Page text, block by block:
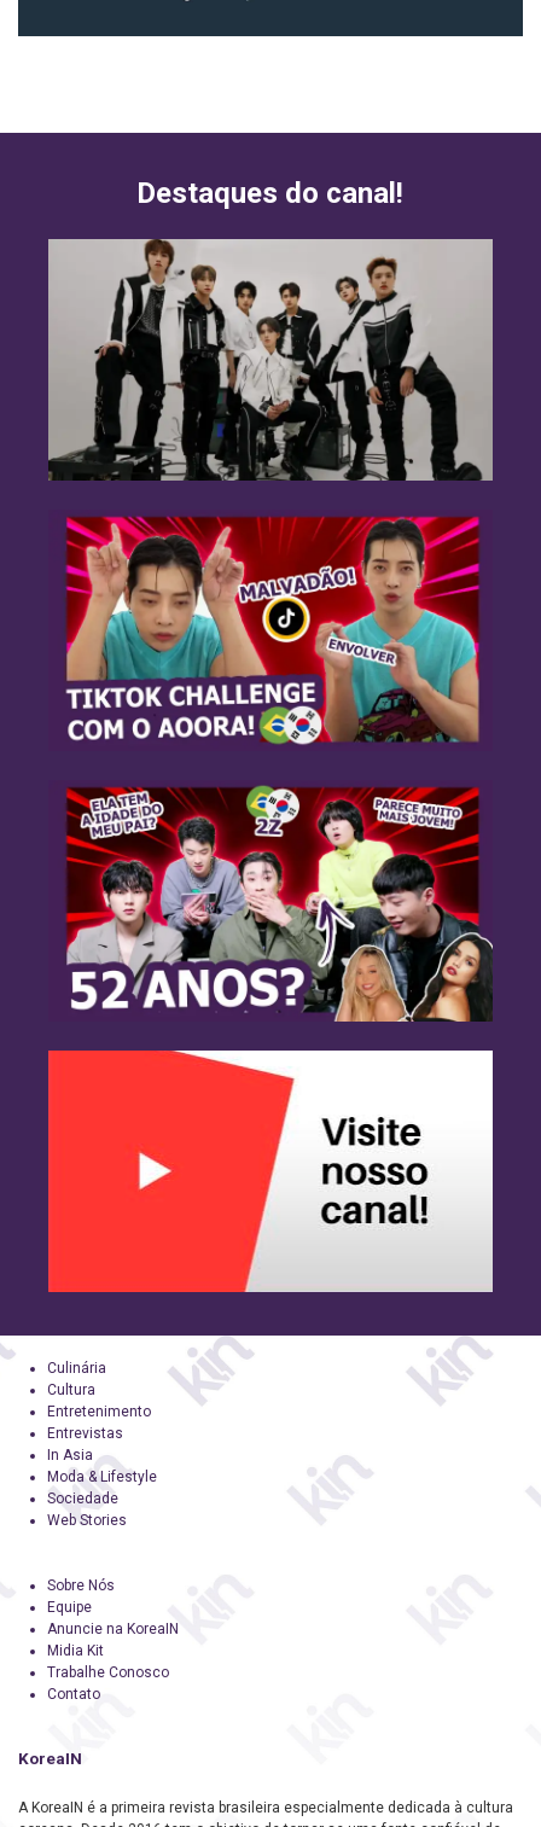
Destaques do canal!
Culinária
Cultura
Entretenimento
Entrevistas
In Asia
Moda & Lifestyle
Sociedade
Web Stories
Sobre Nós
Equipe
Anuncie na KoreaIN
Midia Kit
Trabalhe Conosco
Contato
KoreaIN
A KoreaIN é a primeira revista brasileira especialmente dedicada à cultura